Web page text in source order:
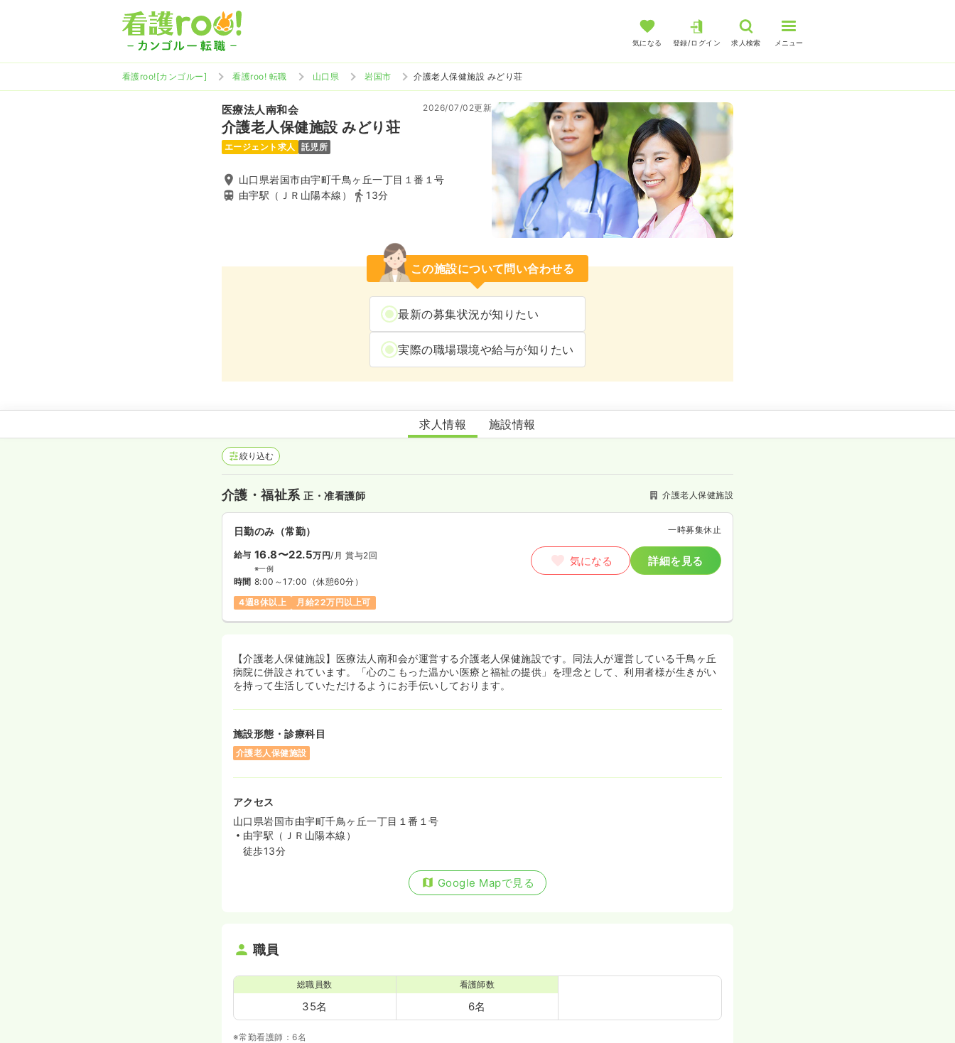
気になる 登録/ログイン 求人検索 メニュー
看護roo![カンゴルー] 看護roo! 転職 山口県 岩国市 介護老人保健施設 みどり荘
医療法人南和会
介護老人保健施設 みどり荘
2026/07/02更新
エージェント求人 託児所
山口県岩国市由宇町千鳥ヶ丘一丁目１番１号
由宇駅（ＪＲ山陽本線）
13分
この施設について問い合わせる
最新の募集状況が知りたい
実際の職場環境や給与が知りたい
介護老人保健施設 みどり荘
求人情報 施設情報
絞り込む
介護・福祉系正・准看護師 介護老人保健施設
日勤のみ（常勤） 一時募集休止
給与 16.8〜22.5万円/月 賞与2回
※一例
時間 8:00～17:00 （休憩60分）
4週8休以上
月給22万円以上可
気になる 詳細を見る
【介護老人保健施設】医療法人南和会が運営する介護老人保健施設です。同法人が運営している千鳥ヶ丘
病院に併設されています。「心のこもった温かい医療と福祉の提供」を理念として、利用者様が生きがい
を持って生活していただけるようにお手伝いしております。
施設形態・診療科目
介護老人保健施設
アクセス
山口県岩国市由宇町千鳥ヶ丘一丁目１番１号
由宇駅（ＪＲ山陽本線）
徒歩13分
Google Mapで見る
職員
総職員数
35名
看護師数
6名
※常勤看護師：6名